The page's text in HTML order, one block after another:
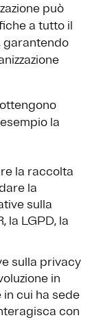
può
a tutto il
garantendo
la
la raccolta
la
sulla
la LGPD, la
sulla privacy
in
cui ha sede
con